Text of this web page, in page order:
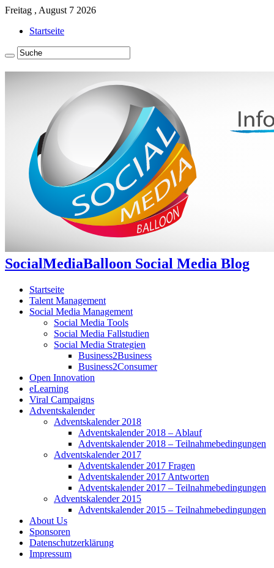
Freitag , August 7 2026
Startseite
SocialMediaBalloon Social Media Blog
Startseite
Talent Management
Social Media Management
Social Media Tools
Social Media Fallstudien
Social Media Strategien
Business2Business
Business2Consumer
Open Innovation
eLearning
Viral Campaigns
Adventskalender
Adventskalender 2018
Adventskalender 2018 – Ablauf
Adventskalender 2018 – Teilnahmebedingungen
Adventskalender 2017
Adventskalender 2017 Fragen
Adventskalender 2017 Antworten
Adventskalender 2017 – Teilnahmebedingungen
Adventskalender 2015
Adventskalender 2015 – Teilnahmebedingungen
About Us
Sponsoren
Datenschutzerklärung
Impressum